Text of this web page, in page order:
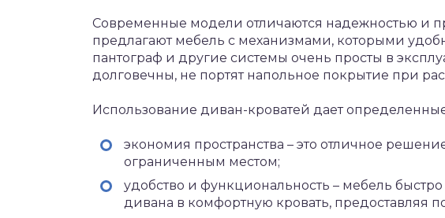
Современные модели отличаются надежностью и
предлагают мебель с механизмами, которыми
пантограф и другие системы очень просты в
долговечны, не портят напольное покрытие при
Использование диван-кроватей дает
экономия пространства – это отличное
ограниченным местом;
удобство и функциональность – мебель
дивана в комфортную кровать, предоставляя